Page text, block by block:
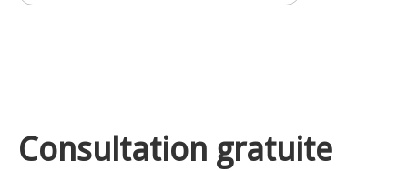
Consultation gratuite